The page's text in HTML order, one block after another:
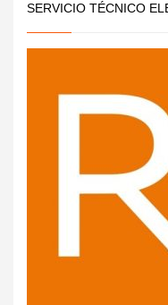
SERVICIO TÉCNICO